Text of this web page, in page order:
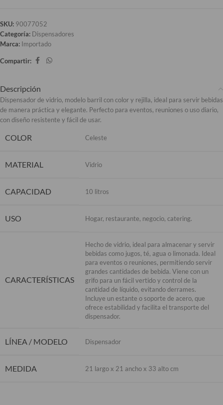
SKU: 90077052
Categoría: Dispensadores
Marca: Importado
Compartir:
Descripción
Dispensador de vidrio, modelo barril con color y rejilla, ideal para servir bebidas
de manera práctica y elegante. Perfecto para eventos, reuniones o uso diario,
con diseño resistente y fácil de usar.
COLOR Celeste
MATERIAL Vidrio
CAPACIDAD 10 litros
USO Hogar, restaurante, negocio, catering.
CARACTERÍSTICAS
Hecho de vidrio, ideal para almacenar y servir
bebidas como jugos, té, agua o limonada. Ideal
para eventos o reuniones, permitiendo servir
grandes cantidades de bebida. Viene con un
grifo para un fácil vertido y control de la
cantidad de líquido, evitando derrames.
Incluye un estante o soporte de acero, que
ofrece estabilidad y facilita el transporte del
dispensador.
LÍNEA / MODELO Dispensador
MEDIDA 21 largo x 21 ancho x 33 alto cm